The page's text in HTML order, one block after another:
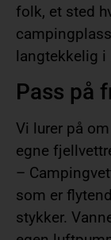
folk, et sted
langtekkelig i
Pass på
Vi lurer på
egne
–
som er
stykker.